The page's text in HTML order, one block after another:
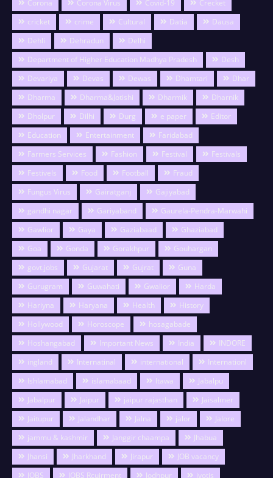
Corona
Corona Virus Covid-19
Crecket
cricket
crime Cultural Datia
Dausa
Dehli
Dehradun
Delhi
Department of Higher Education Madhya Pradesh
Desh
Devariya
Devas Dewas Dhamtari
Dhar
Dharma
Dharma&Jotishi Dharmik
Dharnik
Dholpur
Dilhi Durg e paper
Editor
Education
Entertainment
Faridabad
Farmers Services
Fashion Festival
Festivals
Festivels
Food Football
Fraud
Fungus Virus
Gairatganj
Gajiyabad
gandhi nagar
Gariyaband
Gaurela-Pendra-Marwahi
Gawlior
Gaya Gaziabaad
Ghaziabad
Goa
Gonda Gorakhpur
Gouhargan
govt.jobs
Gujarat Gujrat
Guna
Gurugram
Guwahati Gwalior
Harda
Hariyna
Haryana Health
History
Hollywood
Horoscope
hosagabade
Hoshangabad
Important News India
INDORE
ingland
Internatinal international
Internationl
Ishlamabad
islamabaad Itawa
Jabalpu
Jabalpur
Jaipur jaipur rajasthan
Jaisalmer
Jaitupur
Jalandhar Jalna jalor
Jalore
jammu & kashmir
Janggir chaampa
Jhabua
Jhansi
Jharkhand Jirapur
JOB vacancy
JOBS
JOBS Rcuirment Jodhpur
jyotis